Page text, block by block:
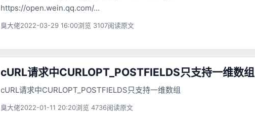
https://open.wein.qq.com/...
臭大佬2022-03-29 16:00浏览 3107阅读原文
cURL请求中CURLOPT_POSTFIELDS只支持一维数组
cURL请求中CURLOPT_POSTFIELDS只支持一维数组
臭大佬2022-01-11 20:20浏览 4736阅读原文